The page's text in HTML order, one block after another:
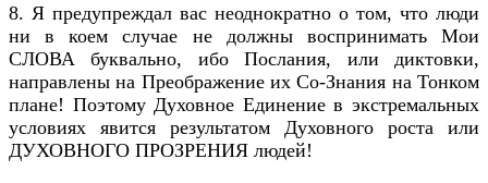
8. Я предупреждал вас неоднократно о том, что люди
ни в коем случае не должны воспринимать Мои
СЛОВА буквально, ибо Послания, или диктовки,
направлены на Преображение их Со-Знания на Тонком
плане! Поэтому Духовное Единение в экстремальных
условиях явится результатом Духовного роста или
ДУХОВНОГО ПРОЗРЕНИЯ людей!